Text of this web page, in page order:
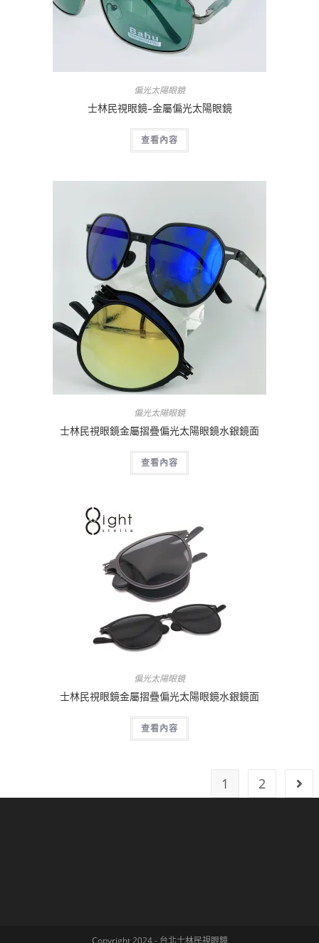
偏光太陽眼鏡
士林民視眼鏡–金屬偏光太陽眼鏡
查看內容
偏光太陽眼鏡
士林民視眼鏡金屬摺疊偏光太陽眼鏡水銀鏡面
查看內容
偏光太陽眼鏡
士林民視眼鏡金屬摺疊偏光太陽眼鏡水銀鏡面
查看內容
1 2
Copyright 2024 - 台北士林民視眼鏡